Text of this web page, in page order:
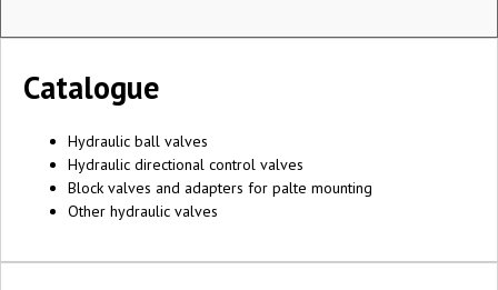
Catalogue
Hydraulic ball valves
Hydraulic directional control valves
Block valves and adapters for palte mounting
Other hydraulic valves